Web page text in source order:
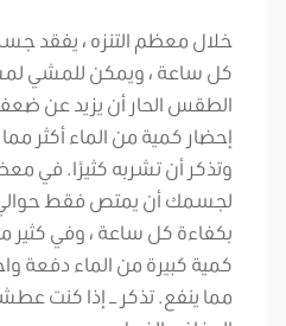
خلال معظم التنزه ، يفقد
كل ساعة ، ويمكن للمشي
الطقس الحار أن يزيد عن
إحضار كمية من الماء أكثر مما
وتذكر أن تشربه كثيرًا. في
لجسمك أن يمتص فقط حوالي
بكفاءة كل ساعة ، وفي كثير
كمية كبيرة من الماء دفعة
مما ينفع. تذكر – إذا كنت